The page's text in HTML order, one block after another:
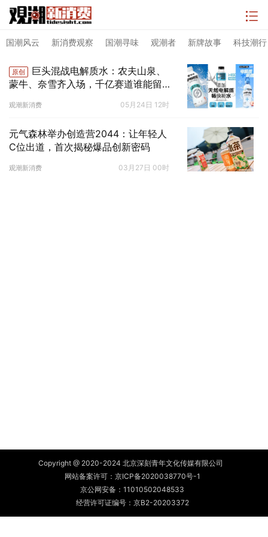
国潮风云 新消费观察 国潮寻味 观潮者 新牌故事 科技潮行
原创
巨头混战电解质水：农夫山泉、
蒙牛、奈雪齐入场，千亿赛道谁能留在
观潮新消费 05月24日 12时
元气森林举办创造营2044：让年轻人
C位出道，首次揭秘爆品创新密码
观潮新消费 03月27日 00时
Copyright @ 2020-2024 北京深刻青年文化传媒有限公司
网站备案许可： 京ICP备2020038770号-1
京公网安备： 11010502048533
经营许可证编号：京B2-20203372